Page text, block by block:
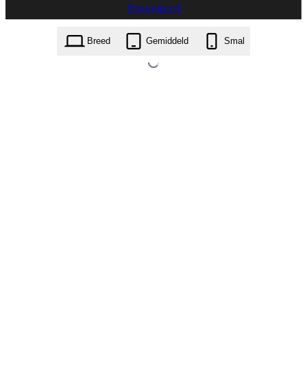
Download
renden-edark.1.0.4.zip
Breed
Gemiddeld Smal